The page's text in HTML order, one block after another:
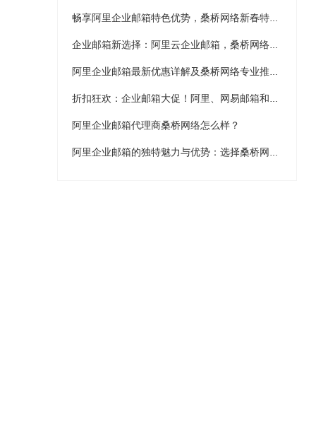
畅享阿里企业邮箱特色优势，桑桥网络新春特惠邀您智慧办公！
企业邮箱新选择：阿里云企业邮箱，桑桥网络更优惠更贴心
阿里企业邮箱最新优惠详解及桑桥网络专业推荐：企业邮箱服务专家的权威评析
折扣狂欢：企业邮箱大促！阿里、网易邮箱和桑桥网络推荐！
阿里企业邮箱代理商桑桥网络怎么样？
阿里企业邮箱的独特魅力与优势：选择桑桥网络，享受极致服务与优惠